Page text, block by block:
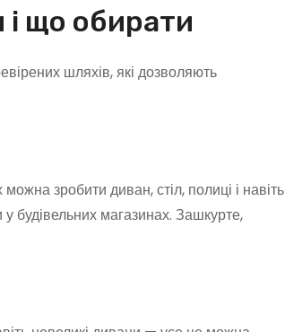
що обирати
шляхів, які дозволяють
зробити диван, стіл, полиці і навіть
будівельних магазинах. Зашкурте,